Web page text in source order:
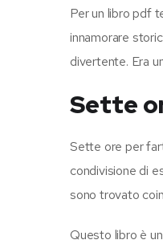
Per un libro pdf
innamorare
divertente. Era
Sette
Sette ore per
condivisione di
sono trovato
Questo libro è